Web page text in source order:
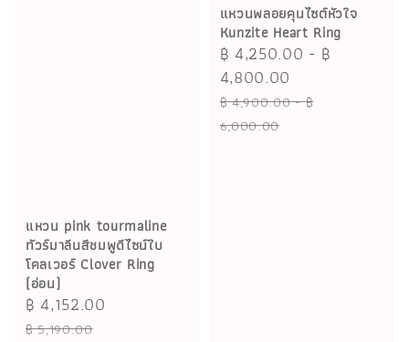
แหวน pink tourmaline
ทัวร์มาลีนสีชมพูดีไซน์ใบ
โคลเวอร์ Clover Ring
(อ่อน)
Sale
price
฿ 4,152.00
฿ 5,190.00
แหวนพลอยคุนไซต์หัวใจ
Kunzite Heart Ring
Sale
price
฿ 4,250.00 - ฿
4,800.00
Regular
price
฿ 4,900.00-฿
6,000.00